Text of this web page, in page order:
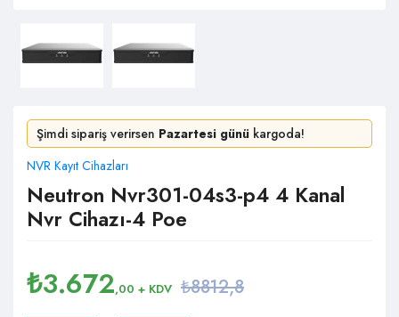
Şimdi sipariş verirsen Pazartesi günü kargoda!
NVR Kayıt Cihazları
Neutron Nvr301-04s3-p4 4 Kanal
Nvr Cihazı-4 Poe
₺3.672,00 + KDV ₺8812,8